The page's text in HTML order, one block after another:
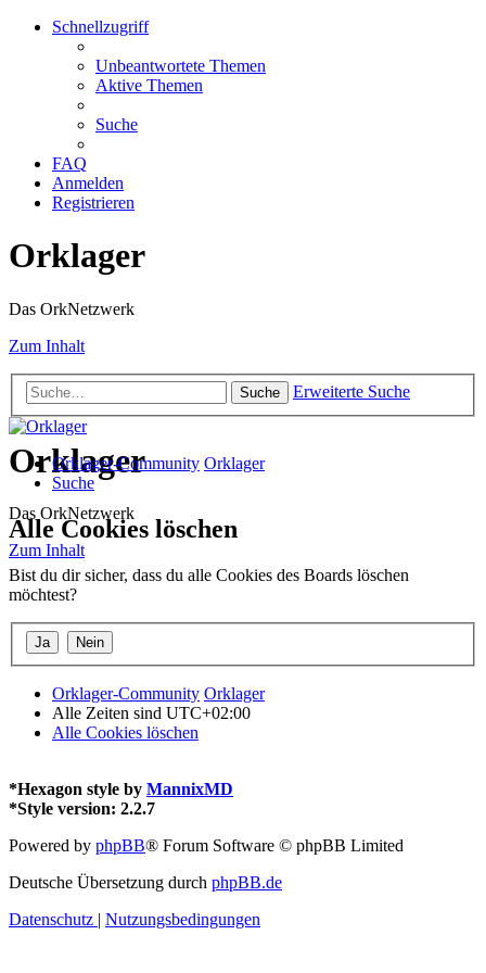
Schnellzugriff
Unbeantwortete Themen
Aktive Themen
Suche
FAQ
Anmelden
Registrieren
Orklager
Das OrkNetzwerk
Zum Inhalt
Suche Erweiterte Suche
Orklager
Das OrkNetzwerk
Zum Inhalt
Orklager-Community Orklager
Suche
Alle Cookies löschen
Bist du dir sicher, dass du alle Cookies des Boards löschen
möchtest?
Orklager-Community Orklager
Alle Zeiten sind UTC+02:00
Alle Cookies löschen
*Hexagon style by MannixMD
*Style version: 2.2.7
Powered by phpBB® Forum Software © phpBB Limited
Deutsche Übersetzung durch phpBB.de
Datenschutz | Nutzungsbedingungen